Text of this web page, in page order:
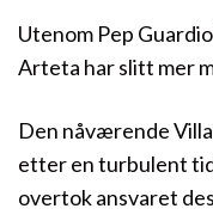
Utenom Pep
Arteta har slitt mer
Den nåværende
etter en turbulent
overtok ansvaret